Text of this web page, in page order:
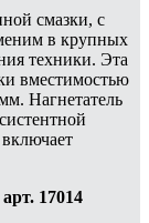
смазки, с
в крупных
техники. Эта
вместимостью
Нагнетатель
17014